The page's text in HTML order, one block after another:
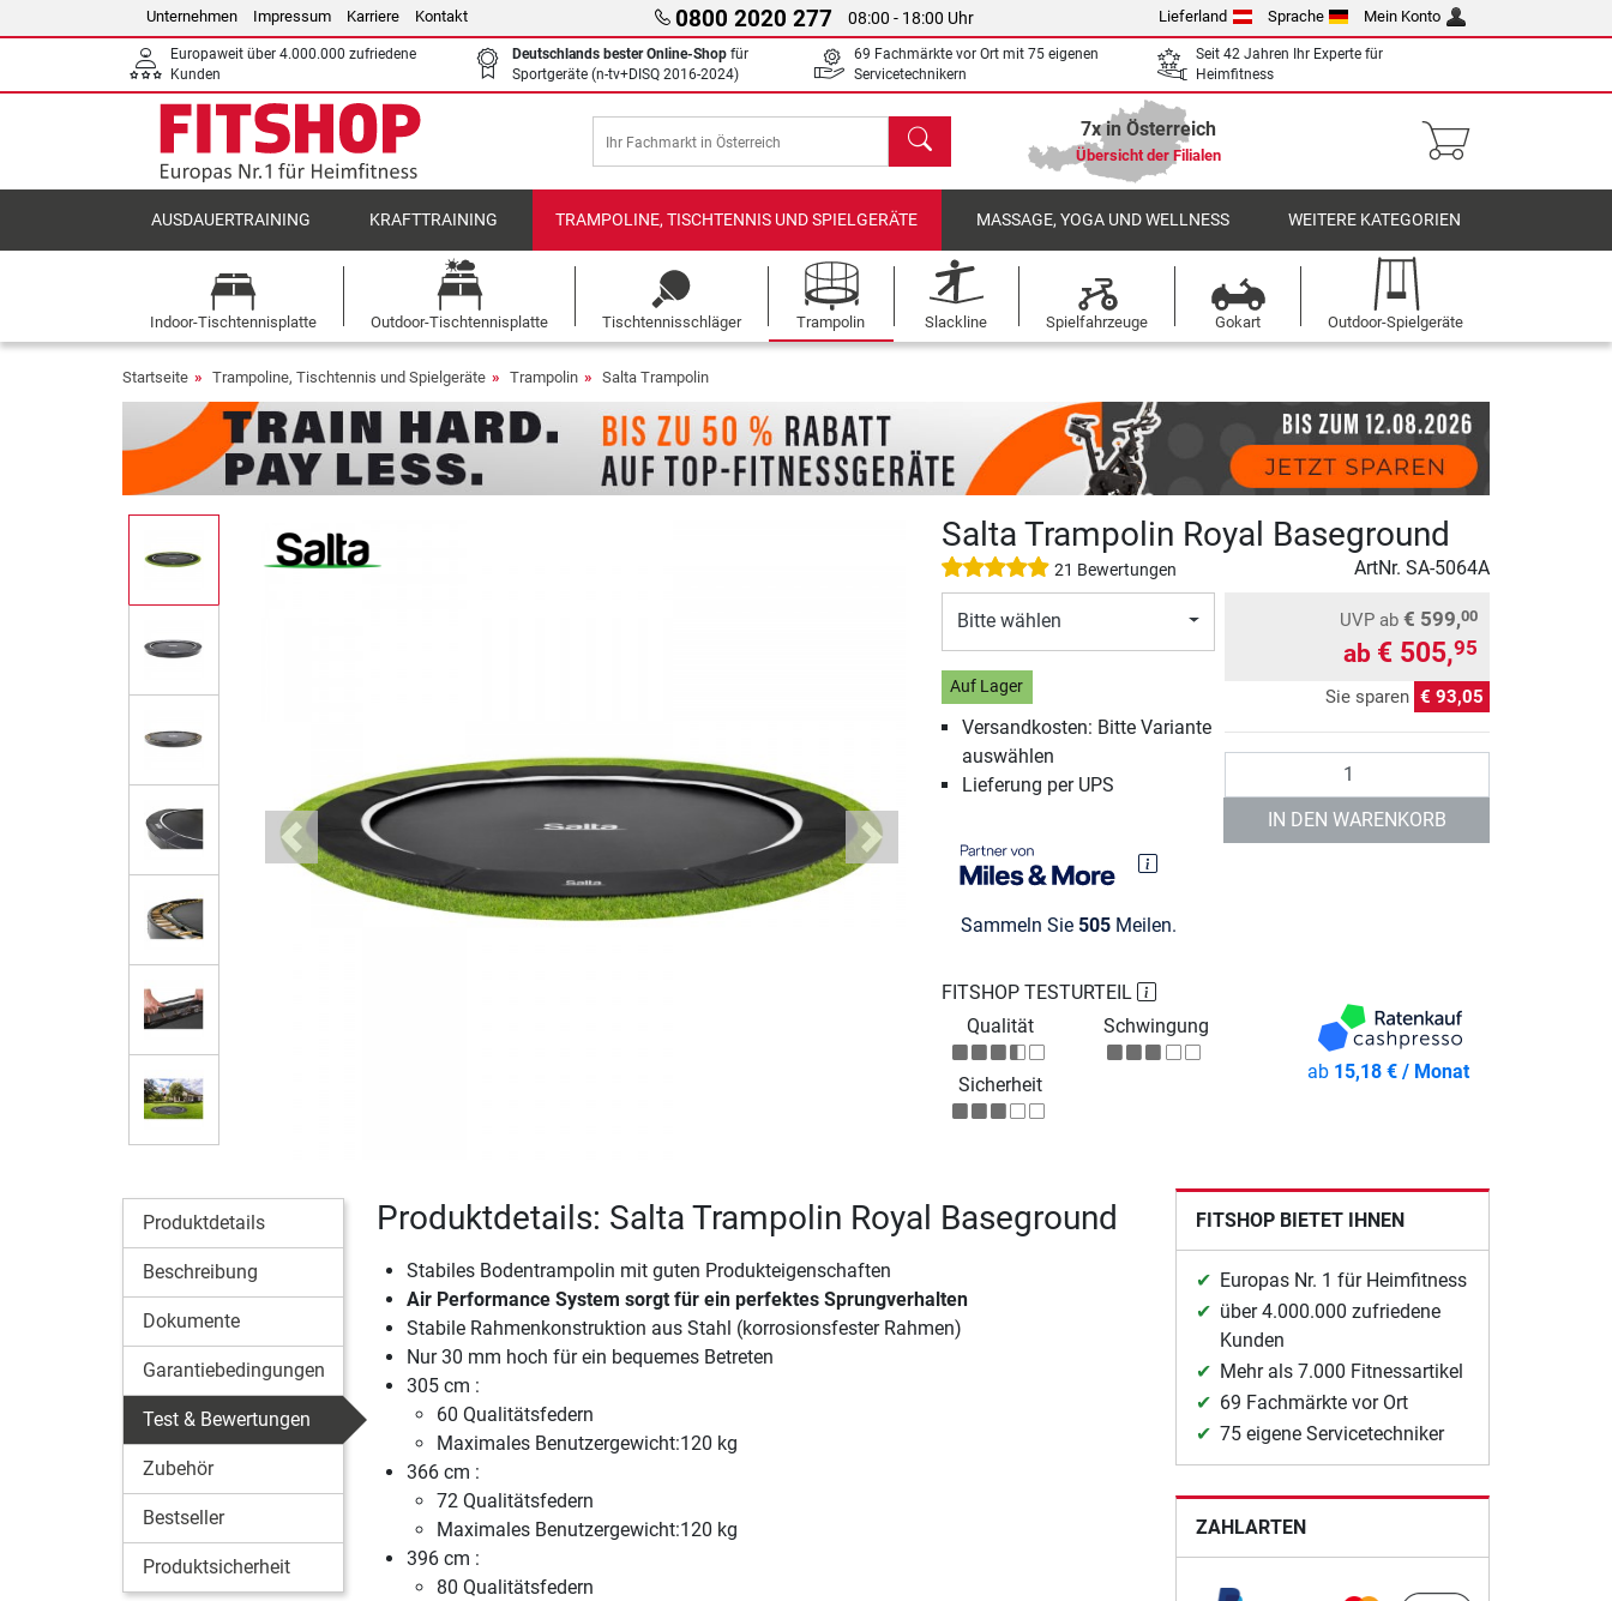
Unternehmen Impressum Karriere Kontakt 0800 2020 277 08:00 - 18:00 Uhr Lieferland Sprache Mein Konto
Europaweit über 4.000.000 zufriedene
Kunden
Deutschlands bester Online-Shop für
Sportgeräte (n-tv+DISQ 2016-2024)
69 Fachmärkte vor Ort mit 75 eigenen
Servicetechnikern
Seit 42 Jahren Ihr Experte für
Heimfitness
Suchen 7x in Österreich
Übersicht der Filialen
AUSDAUERTRAINING KRAFTTRAINING TRAMPOLINE, TISCHTENNIS UND SPIELGERÄTE MASSAGE, YOGA UND WELLNESS WEITERE KATEGORIEN
Indoor-Tischtennisplatte Outdoor-Tischtennisplatte Tischtennisschläger Trampolin Slackline Spielfahrzeuge Gokart Outdoor-Spielgeräte
Startseite Trampoline, Tischtennis und Spielgeräte Trampolin Salta Trampolin
Previous Next
Salta Trampolin Royal Baseground
21 Bewertungen ArtNr. SA-5064A
Bitte wählen
Auf Lager
Versandkosten: Bitte Variante
auswählen
Lieferung per UPS
Sammeln Sie 505Meilen.
UVP ab € 599,00
ab € 505,95
Sie sparen € 93,05
IN DEN WARENKORB
FITSHOP TESTURTEIL
Qualität
Schwingung
Sicherheit
ab 15,18 € / Monat
Produktdetails
Beschreibung
Dokumente
Garantiebedingungen
Test & Bewertungen
Zubehör
Bestseller
Produktsicherheit
Produktdetails: Salta Trampolin Royal Baseground
Stabiles Bodentrampolin mit guten Produkteigenschaften
Air Performance System sorgt für ein perfektes Sprungverhalten
Stabile Rahmenkonstruktion aus Stahl (korrosionsfester Rahmen)
Nur 30 mm hoch für ein bequemes Betreten
305 cm :
60 Qualitätsfedern
Maximales Benutzergewicht:120 kg
366 cm :
72 Qualitätsfedern
Maximales Benutzergewicht:120 kg
396 cm :
80 Qualitätsfedern
FITSHOP BIETET IHNEN
Europas Nr. 1 für Heimfitness
über 4.000.000 zufriedene
Kunden
Mehr als 7.000 Fitnessartikel
69 Fachmärkte vor Ort
75 eigene Servicetechniker
ZAHLARTEN